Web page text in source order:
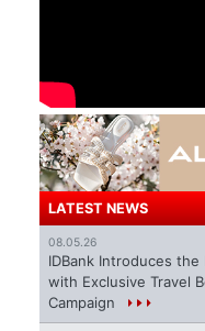
LATEST NEWS
08.05.26
IDBank Introduces
with Exclusive Travel
Campaign